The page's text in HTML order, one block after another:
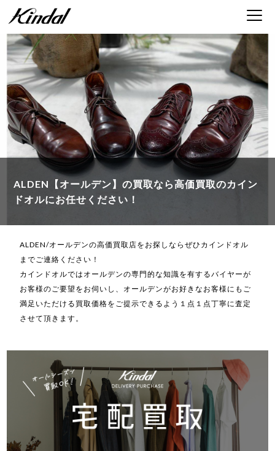
ALDEN【オールデン】の買取なら高価買取のカイン
ドオルにお任せください！
ALDEN/オールデンの高価買取店をお探しならぜひカインドオル
までご連絡ください！
カインドオルではオールデンの専門的な知識を有するバイヤーが
お客様のご要望をお伺いし、オールデンがお好きなお客様にもご
満足いただける買取価格をご提示できるよう１点１点丁寧に査定
させて頂きます。